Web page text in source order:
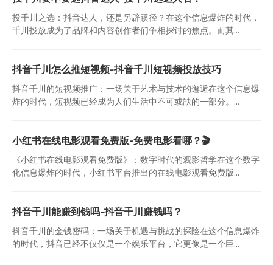
投千川之选：抖音达人，还是另辟蹊径？在这个信息爆炸的时代，
千川投放成为了品牌和内容创作者们争相探讨的焦点。而其...
抖音千川怎么推短视频-抖音千川短视频投放技巧
抖音千川的短视频推广：一场关于艺术与技术的邂逅在这个信息爆
炸的时代，短视频已经成为人们生活中不可或缺的一部分。...
小红书在线电影观看免费版-免费电影看哪？🎬
《小红书在线电影观看免费版》：数字时代的观影哲学在这个数字
化信息爆炸的时代，小红书平台推出的在线电影观看免费版...
抖音千川能赚到钱吗-抖音千川赚钱吗？
抖音千川的金钱密码：一场关于机遇与挑战的探险在这个信息爆炸
的时代，抖音已经不仅仅是一个娱乐平台，它更像是一个巨...